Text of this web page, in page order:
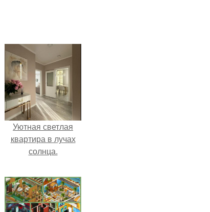
Уютная светлая
квартира в лучах
солнца.